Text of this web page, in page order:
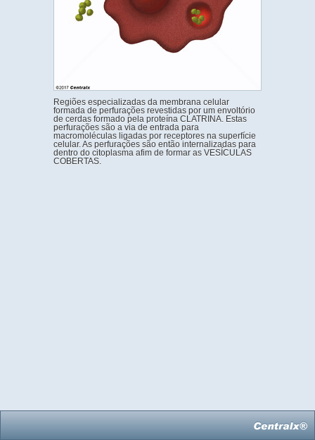
Regiões especializadas da membrana celular
formada de perfurações revestidas por um envoltório
de cerdas formado pela proteína CLATRINA. Estas
perfurações são a via de entrada para
macromoléculas ligadas por receptores na superfície
celular. As perfurações são então internalizadas para
dentro do citoplasma afim de formar as VESÍCULAS
COBERTAS.